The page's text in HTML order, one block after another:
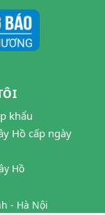
khẩu
Hồ cấp ngày
Hồ
- Hà Nội